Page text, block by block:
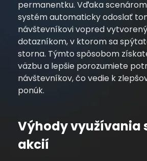
permanentku. Vďaka
systém automaticky odoslať
návštevníkovi vopred
dotazníkom, v ktorom sa
storna. Týmto spôsobom
väzbu a lepšie porozumiete
návštevníkov, čo vedie k
ponúk.
Výhody využívania
akcií